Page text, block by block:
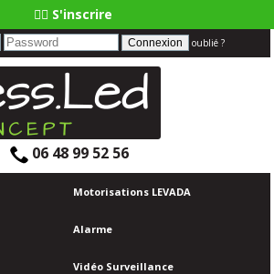
👆🏼 S'inscrire
oublié ?
06 48 99 52 56
Motorisations LEVADA
Alarme
Vidéo Surveillance